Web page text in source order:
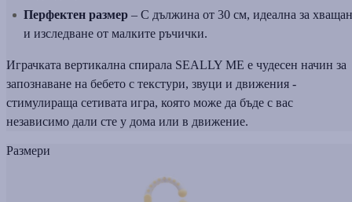
Перфектен размер – С дължина от 30 см, идеална за
и изследване от малките ръчички.
Играчката вертикална спирала SEALLY ME е чудесен начин за
запознаване на бебето с текстури, звуци и движения -
стимулираща сетивата игра, която може да бъде с вас
независимо дали сте у дома или в движение.
Размери